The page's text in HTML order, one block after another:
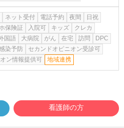
ネット受付 電話予約 夜間
日祝
保険証 入院可 キッズ
クレカ
国語 大病院 がん 在宅 訪問
DPC
染予防
セカンドオピニオン受診可
ン情報提供可
地域連携
看護師の方